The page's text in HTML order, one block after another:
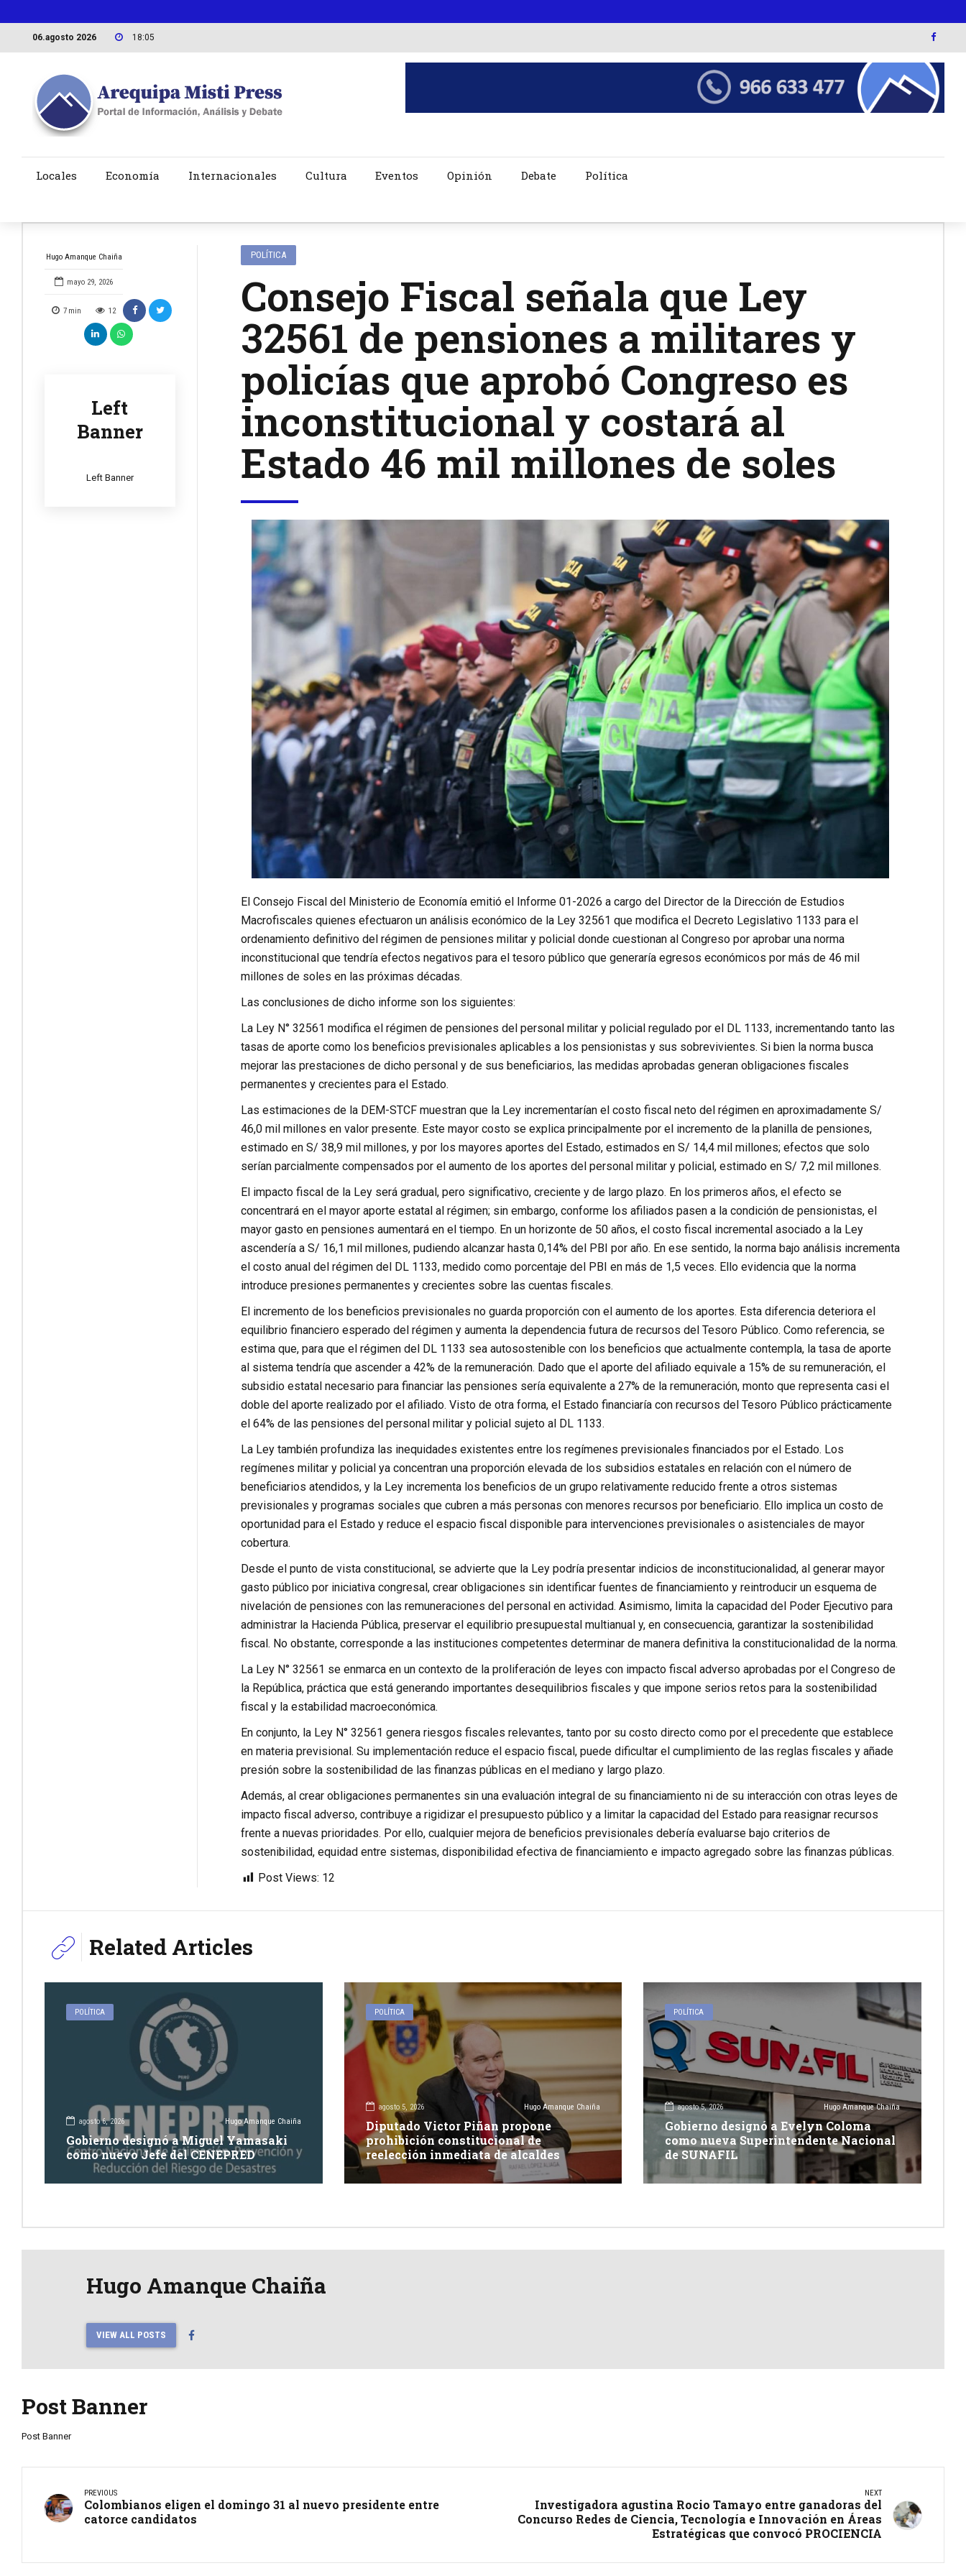
06.agosto 2026 18:05
Locales Economía Internacionales Cultura Eventos Opinión Debate Política
Hugo Amanque Chaiña
mayo 29, 2026
7 min 12
Left
Banner
Left Banner
POLÍTICA
Consejo Fiscal señala que Ley
32561 de pensiones a militares y
policías que aprobó Congreso es
inconstitucional y costará al
Estado 46 mil millones de soles
El Consejo Fiscal del Ministerio de Economía emitió el Informe 01-2026 a cargo del Director de la Dirección de Estudios
Macrofiscales quienes efectuaron un análisis económico de la Ley 32561 que modifica el Decreto Legislativo 1133 para el
ordenamiento definitivo del régimen de pensiones militar y policial donde cuestionan al Congreso por aprobar una norma
inconstitucional que tendría efectos negativos para el tesoro público que generaría egresos económicos por más de 46 mil
millones de soles en las próximas décadas.
Las conclusiones de dicho informe son los siguientes:
La Ley N° 32561 modifica el régimen de pensiones del personal militar y policial regulado por el DL 1133, incrementando tanto las
tasas de aporte como los beneficios previsionales aplicables a los pensionistas y sus sobrevivientes. Si bien la norma busca
mejorar las prestaciones de dicho personal y de sus beneficiarios, las medidas aprobadas generan obligaciones fiscales
permanentes y crecientes para el Estado.
Las estimaciones de la DEM-STCF muestran que la Ley incrementarían el costo fiscal neto del régimen en aproximadamente S/
46,0 mil millones en valor presente. Este mayor costo se explica principalmente por el incremento de la planilla de pensiones,
estimado en S/ 38,9 mil millones, y por los mayores aportes del Estado, estimados en S/ 14,4 mil millones; efectos que solo
serían parcialmente compensados por el aumento de los aportes del personal militar y policial, estimado en S/ 7,2 mil millones.
El impacto fiscal de la Ley será gradual, pero significativo, creciente y de largo plazo. En los primeros años, el efecto se
concentrará en el mayor aporte estatal al régimen; sin embargo, conforme los afiliados pasen a la condición de pensionistas, el
mayor gasto en pensiones aumentará en el tiempo. En un horizonte de 50 años, el costo fiscal incremental asociado a la Ley
ascendería a S/ 16,1 mil millones, pudiendo alcanzar hasta 0,14% del PBI por año. En ese sentido, la norma bajo análisis incrementa
el costo anual del régimen del DL 1133, medido como porcentaje del PBI en más de 1,5 veces. Ello evidencia que la norma
introduce presiones permanentes y crecientes sobre las cuentas fiscales.
El incremento de los beneficios previsionales no guarda proporción con el aumento de los aportes. Esta diferencia deteriora el
equilibrio financiero esperado del régimen y aumenta la dependencia futura de recursos del Tesoro Público. Como referencia, se
estima que, para que el régimen del DL 1133 sea autosostenible con los beneficios que actualmente contempla, la tasa de aporte
al sistema tendría que ascender a 42% de la remuneración. Dado que el aporte del afiliado equivale a 15% de su remuneración, el
subsidio estatal necesario para financiar las pensiones sería equivalente a 27% de la remuneración, monto que representa casi el
doble del aporte realizado por el afiliado. Visto de otra forma, el Estado financiaría con recursos del Tesoro Público prácticamente
el 64% de las pensiones del personal militar y policial sujeto al DL 1133.
La Ley también profundiza las inequidades existentes entre los regímenes previsionales financiados por el Estado. Los
regímenes militar y policial ya concentran una proporción elevada de los subsidios estatales en relación con el número de
beneficiarios atendidos, y la Ley incrementa los beneficios de un grupo relativamente reducido frente a otros sistemas
previsionales y programas sociales que cubren a más personas con menores recursos por beneficiario. Ello implica un costo de
oportunidad para el Estado y reduce el espacio fiscal disponible para intervenciones previsionales o asistenciales de mayor
cobertura.
Desde el punto de vista constitucional, se advierte que la Ley podría presentar indicios de inconstitucionalidad, al generar mayor
gasto público por iniciativa congresal, crear obligaciones sin identificar fuentes de financiamiento y reintroducir un esquema de
nivelación de pensiones con las remuneraciones del personal en actividad. Asimismo, limita la capacidad del Poder Ejecutivo para
administrar la Hacienda Pública, preservar el equilibrio presupuestal multianual y, en consecuencia, garantizar la sostenibilidad
fiscal. No obstante, corresponde a las instituciones competentes determinar de manera definitiva la constitucionalidad de la norma.
La Ley N° 32561 se enmarca en un contexto de la proliferación de leyes con impacto fiscal adverso aprobadas por el Congreso de
la República, práctica que está generando importantes desequilibrios fiscales y que impone serios retos para la sostenibilidad
fiscal y la estabilidad macroeconómica.
En conjunto, la Ley N° 32561 genera riesgos fiscales relevantes, tanto por su costo directo como por el precedente que establece
en materia previsional. Su implementación reduce el espacio fiscal, puede dificultar el cumplimiento de las reglas fiscales y añade
presión sobre la sostenibilidad de las finanzas públicas en el mediano y largo plazo.
Además, al crear obligaciones permanentes sin una evaluación integral de su financiamiento ni de su interacción con otras leyes de
impacto fiscal adverso, contribuye a rigidizar el presupuesto público y a limitar la capacidad del Estado para reasignar recursos
frente a nuevas prioridades. Por ello, cualquier mejora de beneficios previsionales debería evaluarse bajo criterios de
sostenibilidad, equidad entre sistemas, disponibilidad efectiva de financiamiento e impacto agregado sobre las finanzas públicas.
Post Views: 12
Related Articles
POLÍTICA
agosto 6, 2026 Hugo Amanque Chaiña
Gobierno designó a Miguel Yamasaki
como nuevo Jefe del CENEPRED
POLÍTICA
agosto 5, 2026 Hugo Amanque Chaiña
Diputado Victor Piñan propone
prohibición constitucional de
reelección inmediata de alcaldes
POLÍTICA
agosto 5, 2026 Hugo Amanque Chaiña
Gobierno designó a Evelyn Coloma
como nueva Superintendente Nacional
de SUNAFIL
Hugo Amanque Chaiña
VIEW ALL POSTS
Post Banner
Post Banner
PREVIOUS
Colombianos eligen el domingo 31 al nuevo presidente entre
catorce candidatos
NEXT
Investigadora agustina Rocio Tamayo entre ganadoras del
Concurso Redes de Ciencia, Tecnología e Innovación en Áreas
Estratégicas que convocó PROCIENCIA